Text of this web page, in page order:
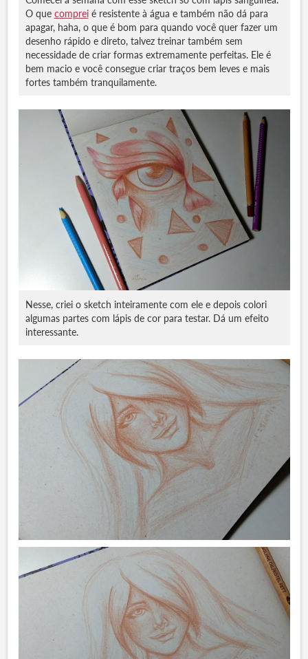
O que compreié resistente à água e também não dá para
apagar, haha, o que é bom para quando você quer fazer um
desenho rápido e direto, talvez treinar também sem
necessidade de criar formas extremamente perfeitas. Ele é
bem macio e você consegue criar traços bem leves e mais
fortes também tranquilamente.
Nesse, criei o sketch inteiramente com ele e depois colori
algumas partes com lápis de cor para testar. Dá um efeito
interessante.